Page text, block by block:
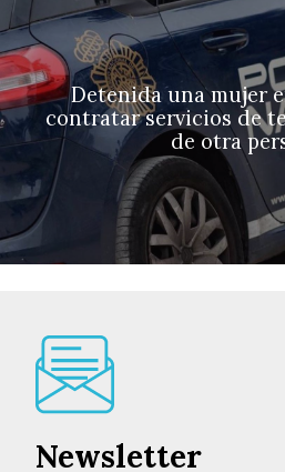
Detenida una mujer
contratar servicios de
de otra
Newsletter